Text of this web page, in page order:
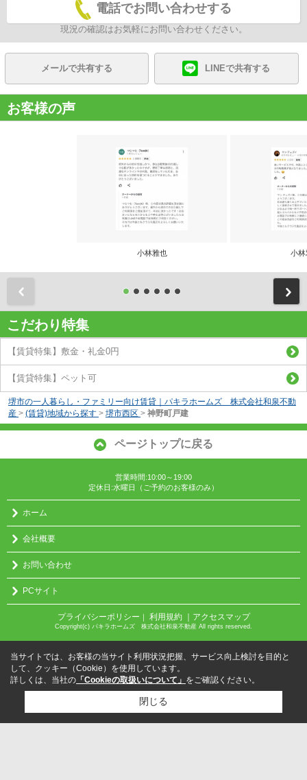
電話でお問い合わせする
現況の確認はお気軽にお問い合わせください。
メールで共有する LINEで共有する
お客様の声
小林雅也 小林
こだわり特集
【賃貸特集】敷金・礼金0円
【賃貸特集】ペット可
堺市の一人暮らし・ファミリー向け賃貸｜パキラホームズ 株式会社和泉不動
産 > (賃貸)地域から探す > 堺市西区 > 神野町戸建
ページトップに戻る
営業時間:10:00～19:00
定休日:水曜日（ご予約のお客様のみ）
ホーム
会社概要
お問い合わせ
PCサイト
プライバシーポリシー 利用規約 ｜アクセスマップ
Copyright(c) パキラホームズ 株式会社和泉不動産 All rights reserved.
当サイトでは、お客様の当サイト利用状況把握、サービス向上検討を目的と
して、クッキー（Cookie）を使用しています。
詳しくは、当社の 「Cookieの取扱いについて」 をご確認ください。
閉じる